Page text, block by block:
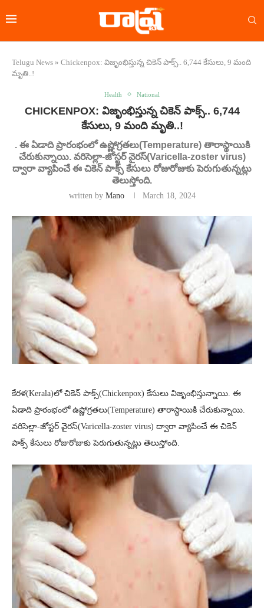
Telugu News » Chickenpox: విజృంభిస్తున్న చికెన్ పాక్స్.. 6,744 కేసులు, 9 మంది
మృతి..!
Health National
CHICKENPOX: విజృంభిస్తున్న చికెన్ పాక్స్.. 6,744
కేసులు, 9 మంది మృతి..!
. ఈ ఏడాది ప్రారంభంలో ఉష్ణోగ్రతలు(Temperature) తారాస్థాయికి
చేరుకున్నాయి. వరిసెల్లా-జోస్టర్ వైరస్(Varicella-zoster virus)
ద్వారా వ్యాపించే ఈ చికెన్ పాక్స్ కేసులు రోజురోజుకు పెరుగుతున్నట్లు
తెలుస్తోంది.
written by Mano March 18, 2024
కేరళ(Kerala)లో చికెన్ పాక్స్(Chickenpox) కేసులు విజృంభిస్తున్నాయి. ఈ
ఏడాది ప్రారంభంలో ఉష్ణోగ్రతలు(Temperature) తారాస్థాయికి చేరుకున్నాయి.
వరిసెల్లా-జోస్టర్ వైరస్(Varicella-zoster virus) ద్వారా వ్యాపించే ఈ చికెన్
పాక్స్ కేసులు రోజురోజుకు పెరుగుతున్నట్లు తెలుస్తోంది.